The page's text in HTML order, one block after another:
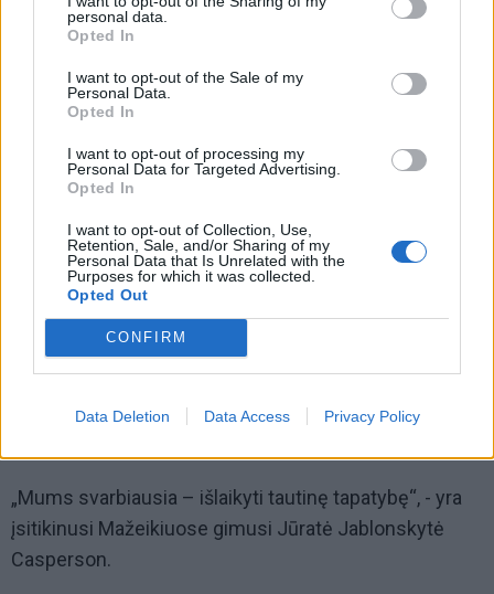
personal data.
Opted In
I want to opt-out of the Sale of my
Personal Data.
Opted In
I want to opt-out of processing my
Personal Data for Targeted Advertising.
Opted In
I want to opt-out of Collection, Use,
Retention, Sale, and/or Sharing of my
Personal Data that Is Unrelated with the
Purposes for which it was collected.
Opted Out
CONFIRM
Data Deletion Data Access Privacy Policy
Į restoraną ne tik pavalgyti: vilioja
Be viso to, ji rūpinasi Pagėgių krašto bibliotekomis,
darbais, meno kūriniais ir kitomis priemonėmis.
Nuo 2008 m. Jūratės Jablonskytės Caspersen
asmeninio fondo lėšomis įsteigta ir kasmet žmogui
arba kolektyvui skiriama piniginė premija „Pagėgių
literatūrinio pavasario „Atidengsiu Tau žodį it širdį…“
„Mums svarbiausia – išlaikyti tautinę tapatybę“, - yra
įsitikinusi Mažeikiuose gimusi Jūratė Jablonskytė
Casperson.